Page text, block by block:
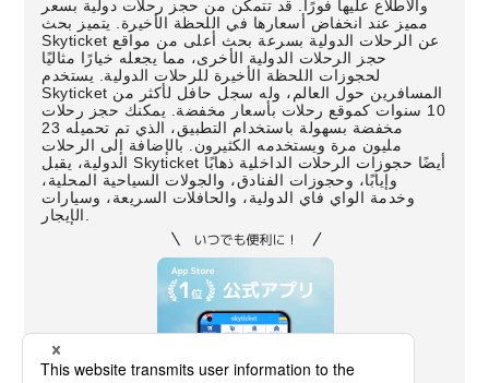
والاطلاع عليها فورًا. قد تتمكن من حجز رحلات دولية بسعر
مميز عند انخفاض أسعارها في اللحظة الأخيرة. يتميز بحث
Skyticket عن الرحلات الدولية بسرعة بحث أعلى من مواقع
حجز الرحلات الدولية الأخرى، مما يجعله خيارًا مثاليًا
لحجوزات اللحظة الأخيرة للرحلات الدولية. يستخدم
Skyticket المسافرين حول العالم، وله سجل حافل لأكثر من
10 سنوات كموقع رحلات بأسعار مخفضة. يمكنك حجز رحلات
مخفضة بسهولة باستخدام التطبيق، الذي تم تحميله 23
مليون مرة ويستخدمه الكثيرون. بالإضافة إلى الرحلات
الدولية، يقبل Skyticket أيضًا حجوزات الرحلات الداخلية ذهابًا
وإيابًا، وحجوزات الفنادق، والجولات السياحية المحلية،
وخدمة الواي فاي الدولية، والحافلات السريعة، وسيارات